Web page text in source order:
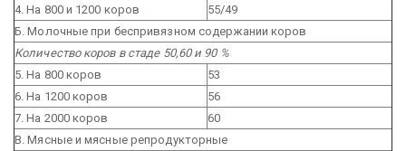
4. На 800 и 1200 коров
55/49
Б. Молочные при беспривязном содержании коров
Количество коров в стаде 50,60 и 90 %
5. На 800 коров
53
6. На 1200 коров
56
7. На 2000 коров
60
В. Мясные и мясные репродукторные